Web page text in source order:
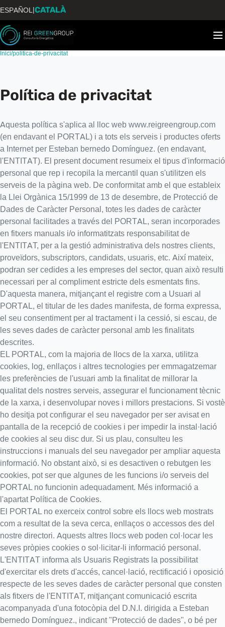
ESPAÑOL|CATALÀ
Inici/politica-de-privacitat
Política de privacitat
Aquesta política s'aplica al lloc web www.reigreengroup.com
(en endavant el PORTAL) i a tots els serveis i productes oferts
a Internet per Esteban bernedo Domínguez. (en endavant,
l'ENTITAT). El present document resumeix el tipus d'informació
personal que rep i recopila la mercantil quan s'utilitzen els
serveis de la pàgina web. De conformitat amb el que estableix
la Llei Orgànica 15/1999 de 13 de desembre, de Protecció de
Dades de Caràcter Personal, totes les dades de caràcter
personal facilitades a través del PORTAL, seran incorporades
en fitxers manuals i/o informatitzats responsabilitat de
l'ENTITAT, per a la gestió administrativa dels nostres clients,
proveïdors, subscriptors, candidats, usuaris, etc. Així mateix,
podran ser cedides a les empreses del sector, quan això resulti
necessari per al compliment estricte dels esmentats fins.
D'aquesta manera, mitjançant el registre com a Usuari al
PORTAL, el titular de les dades manifesta, de forma expressa,
el seu consentiment per al tractament i la cessió, si escau, de
les seves dades de caràcter personal amb les finalitats
descrites.
EL PORTAL, com la majoria de llocs de la xarxa, utilitza
cookies, log, enllaços i altres tecnologies per emmagatzemar
les preferències de l'usuari amb la finalitat de millorar la
qualitat dels nostres serveis, assegurar el funcionament tècnic
de la xarxa, i desenvolupar noves i millors prestacions. Si vostè
ho desitja pot configurar el seu navegador per ser avisat en
pantalla de la recepció de cookies i per impedir la instal·lació
de cookies al seu disc dur. Si us plau, consulteu les
instruccions i manuals del seu navegador per ampliar aquesta
informació. No obstant això, si es desactiven o rebutgen les
cookies, pot ser que algunes de les funcions i/o serveis del
PORTAL no funcionin adequadament. Més informació a
l'apartat Política de Cookies.
El PORTAL no exerceix control sobre els llocs web mostrats
com a resultat de la seva cerca, enllaços o accessos des del
nostre directori. Aquests altres llocs web poden col·locar les
seves pròpies cookies o sol·licitar-li informació personal.
L'ENTITAT informa als Usuaris Registrats la possibilitat
d'exercitar els drets d'accés, cancel·lació, rectificació i oposició
respecte de les seves dades de caràcter personal que consten
als fitxers de l'ENTITAT, mitjançant comunicació escrita
acompanyada d'una fotocòpia del D.N.I. dirigida a Esteban
bernedo Domínguez., indicant "Protecció de dades", o bé per